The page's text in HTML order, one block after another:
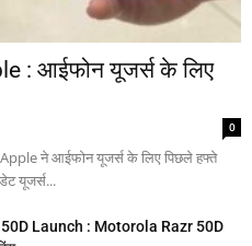
: आईफोन यूजर्स के लिए
0
ने आईफोन यूजर्स के लिए पिछले हफ्ते
यूजर्स...
Launch : Motorola Razr 50D